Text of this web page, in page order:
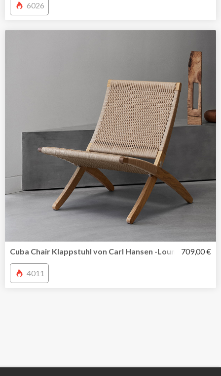
6026
Cuba Chair Klappstuhl von Carl Hansen -Loungestuhl in
709,00 €
4011